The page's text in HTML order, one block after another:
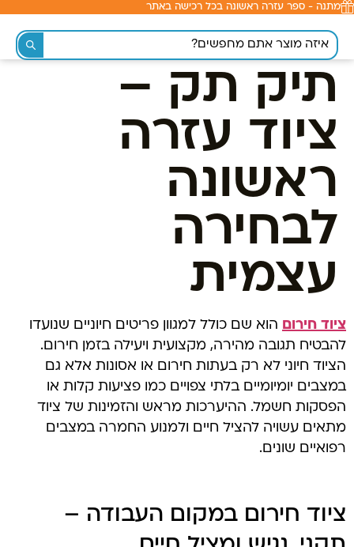
לתוכן
מתנה - ספר עזרה ראשונה בכל רכישה באתר
תיק תק –
ציוד עזרה
ראשונה
לבחירה
עצמית
ציוד חירום הוא שם כולל למגוון פריטים חיוניים שנועדו
להבטיח תגובה מהירה, מקצועית ויעילה בזמן חירום.
הציוד חיוני לא רק בעתות חירום או אסונות אלא גם
במצבים יומיומיים בלתי צפויים כמו פציעות קלות או
הפסקות חשמל. ההיערכות מראש והזמינות של ציוד
מתאים עשויה להציל חיים ולמנוע החמרה במצבים
רפואיים שונים.
ציוד חירום במקום העבודה –